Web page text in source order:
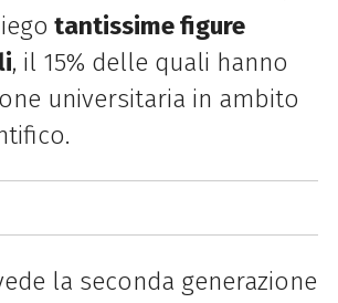
tantissime figure
, il 15% delle quali hanno
universitaria in ambito
la seconda generazione